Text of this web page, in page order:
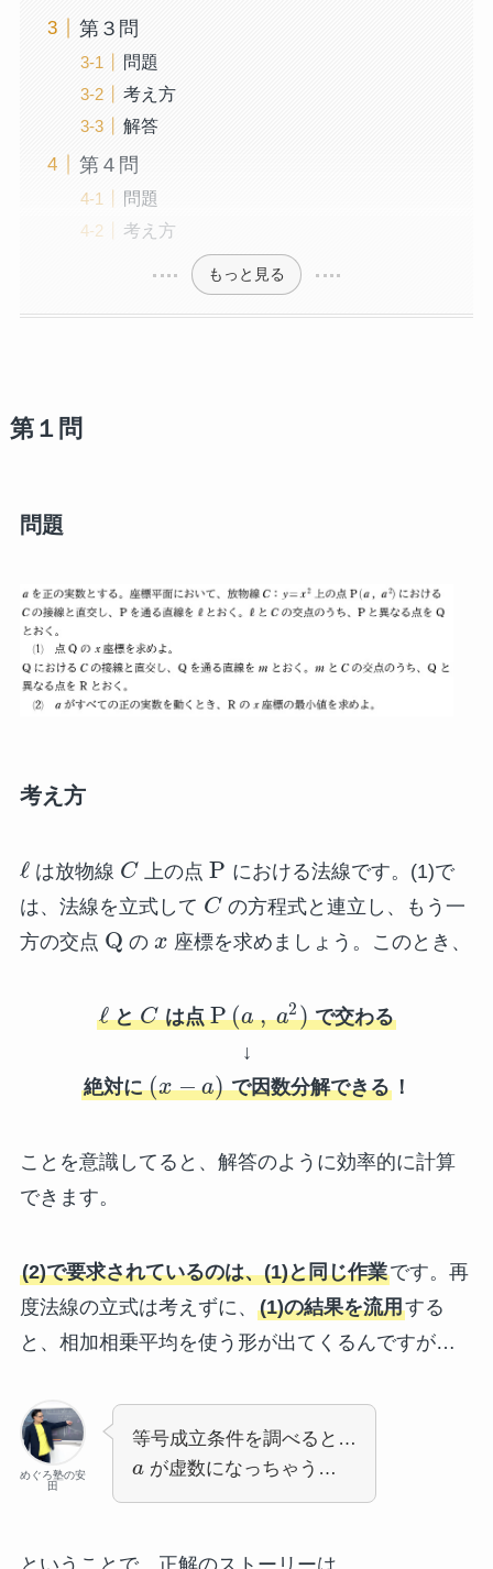
第３問
問題
考え方
解答
第４問
問題
考え方
もっと見る
第１問
問題
考え方
ℓは放物線 C 上の点P における法線です。(1)で
は、法線を立式して C の方程式と連立し、もう一
方の交点 Q のx 座標を求めましょう。このとき、
ℓとCは点P(a , a2)で交わる
↓
絶対に(x − a)で因数分解できる ！
ことを意識してると、解答のように効率的に計算
できます。
(2)で要求されているのは、(1)と同じ作業です。再
度法線の立式は考えずに、 (1)の結果を流用する
と、相加相乗平均を使う形が出てくるんですが…
めぐろ塾の安
田
等号成立条件を調べると…
a が虚数になっちゃう…
ということで、正解のストーリーは、